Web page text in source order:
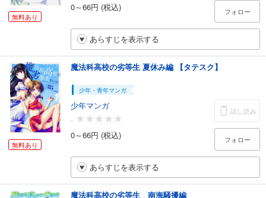
無料あり
0～66円 (税込)
フォロー
あらすじを表示する
無料あり
魔法科高校の劣等生 夏休み編 【タテスク】
少年・青年マンガ
少年マンガ
-
0～66円 (税込)
試し読み
フォロー
あらすじを表示する
魔法科高校の劣等生 南海騒擾編